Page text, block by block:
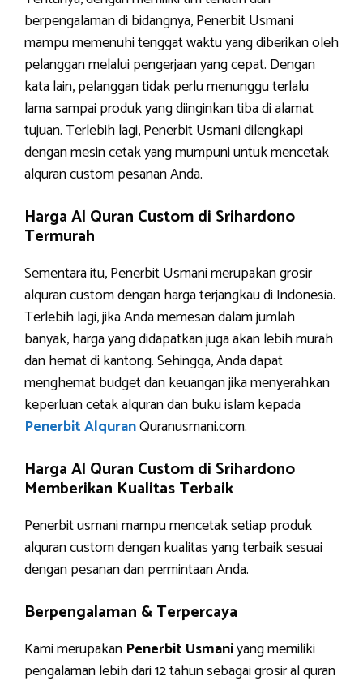
berpengalaman di bidangnya, Penerbit Usmani
mampu memenuhi tenggat waktu yang diberikan oleh
pelanggan melalui pengerjaan yang cepat. Dengan
kata lain, pelanggan tidak perlu menunggu terlalu
lama sampai produk yang diinginkan tiba di alamat
tujuan. Terlebih lagi, Penerbit Usmani dilengkapi
dengan mesin cetak yang mumpuni untuk mencetak
alquran custom pesanan Anda.
Harga Al Quran Custom di Srihardono
Termurah
Sementara itu, Penerbit Usmani merupakan grosir
alquran custom dengan harga terjangkau di Indonesia.
Terlebih lagi, jika Anda memesan dalam jumlah
banyak, harga yang didapatkan juga akan lebih murah
dan hemat di kantong. Sehingga, Anda dapat
menghemat budget dan keuangan jika menyerahkan
keperluan cetak alquran dan buku islam kepada
Penerbit AlquranQuranusmani.com.
Harga Al Quran Custom di Srihardono
Memberikan Kualitas Terbaik
Penerbit usmani mampu mencetak setiap produk
alquran custom dengan kualitas yang terbaik sesuai
dengan pesanan dan permintaan Anda.
Berpengalaman & Terpercaya
Kami merupakan Penerbit Usmaniyang memiliki
pengalaman lebih dari 12 tahun sebagai grosir al quran